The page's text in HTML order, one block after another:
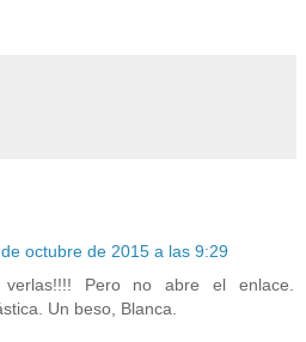
octubre de 2015 a las 9:29
verlas!!!! Pero no abre el enlace.
Un beso, Blanca.